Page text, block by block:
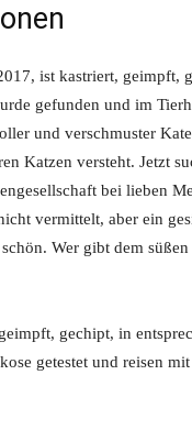
ist kastriert, geimpft,
gefunden und im
und verschmuster
Katzen versteht. Jetzt
bei lieben
vermittelt, aber ein
Wer gibt dem
gechipt, in
getestet und reisen